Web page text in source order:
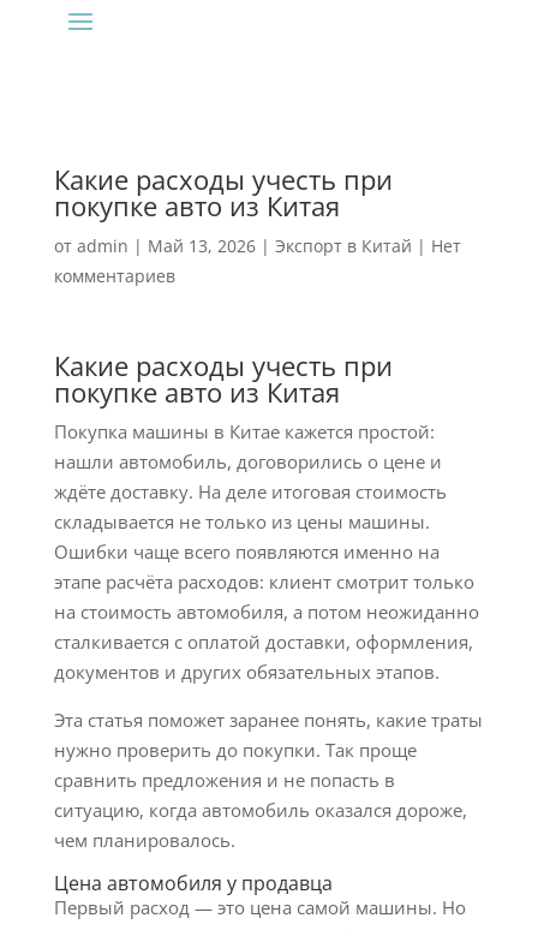
Какие расходы учесть при
покупке авто из Китая
от admin | Май 13, 2026| Экспорт в Китай | Нет
комментариев
Какие расходы учесть при
покупке авто из Китая
Покупка машины в Китае кажется простой:
нашли автомобиль, договорились о цене и
ждёте доставку. На деле итоговая стоимость
складывается не только из цены машины.
Ошибки чаще всего появляются именно на
этапе расчёта расходов: клиент смотрит только
на стоимость автомобиля, а потом неожиданно
сталкивается с оплатой доставки, оформления,
документов и других обязательных этапов.
Эта статья поможет заранее понять, какие траты
нужно проверить до покупки. Так проще
сравнить предложения и не попасть в
ситуацию, когда автомобиль оказался дороже,
чем планировалось.
Цена автомобиля у продавца
Первый расход — это цена самой машины. Но